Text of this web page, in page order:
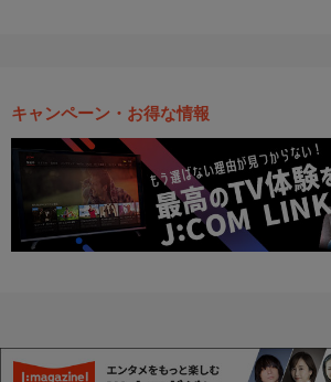
キャンペーン・お得な情報